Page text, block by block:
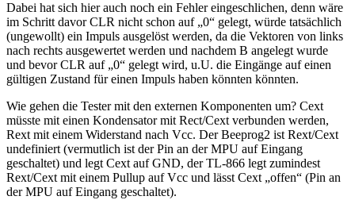
Dabei hat sich hier auch noch ein Fehler eingeschlichen, denn wäre
im Schritt davor CLR nicht schon auf „0“ gelegt, würde tatsächlich
(ungewollt) ein Impuls ausgelöst werden, da die Vektoren von links
nach rechts ausgewertet werden und nachdem B angelegt wurde
und bevor CLR auf „0“ gelegt wird, u.U. die Eingänge auf einen
gültigen Zustand für einen Impuls haben könnten könnten.
Wie gehen die Tester mit den externen Komponenten um? Cext
müsste mit einen Kondensator mit Rect/Cext verbunden werden,
Rext mit einem Widerstand nach Vcc. Der Beeprog2 ist Rext/Cext
undefiniert (vermutlich ist der Pin an der MPU auf Eingang
geschaltet) und legt Cext auf GND, der TL-866 legt zumindest
Rext/Cext mit einem Pullup auf Vcc und lässt Cext „offen“ (Pin an
der MPU auf Eingang geschaltet).